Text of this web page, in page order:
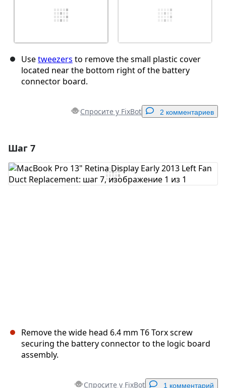
Usetweezers to remove the small plastic cover
located near the bottom right of the battery
connector board.
Спросите у FixBot 2 комментариев
Добавить комментарий
Шаг 7
Remove the wide head 6.4 mm T6 Torx screw
securing the battery connector to the logic board
assembly.
Спросите у FixBot 1 комментарий